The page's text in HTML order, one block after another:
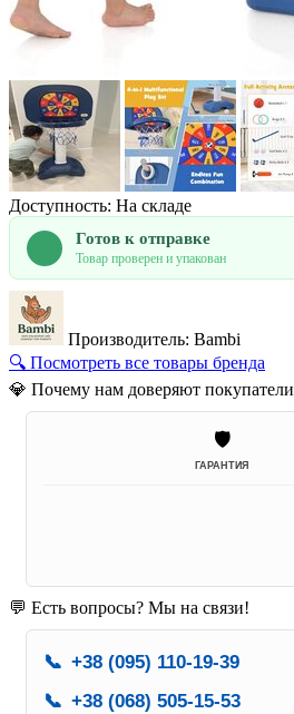
Доступность: На складе
Готов к отправке
Товар проверен и упакован
Производитель: Bambi
🔍 Посмотреть все товары бренда
💎 Почему нам доверяют покупатели
🛡️
ГАРАНТИЯ
💬 Есть вопросы? Мы на связи!
📞 +38 (095) 110-19-39
📞 +38 (068) 505-15-53